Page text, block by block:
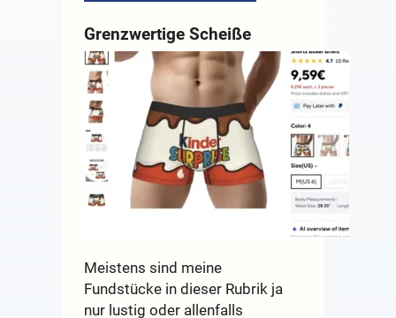
Grenzwertige Scheiße
Meistens sind meine
Fundstücke in dieser Rubrik ja
nur lustig oder allenfalls